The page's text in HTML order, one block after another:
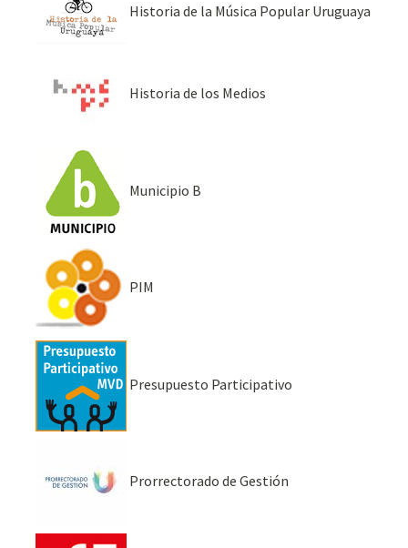
Historia de la Música Popular Uruguaya
Historia de los Medios
Municipio B
PIM
Presupuesto Participativo
Prorrectorado de Gestión